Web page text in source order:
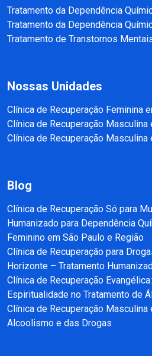
Tratamento da Dependência
Tratamento da Dependência
Tratamento de Transtornos
Nossas Unidades
Clínica de Recuperação Feminina
Clínica de Recuperação Masculina
Clínica de Recuperação Masculina
Blog
Clínica de Recuperação Só para
Humanizado para Dependência
Feminino em São Paulo e Região
Clínica de Recuperação para
Horizonte – Tratamento
Clínica de Recuperação
Espiritualidade no Tratamento de
Clínica de Recuperação Masculina
Alcoolismo e das Drogas